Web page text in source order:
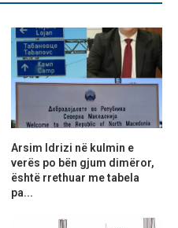
Arsim Idrizi në kulmin e
verës po bën gjum dimëror,
është rrethuar me tabela
pa...